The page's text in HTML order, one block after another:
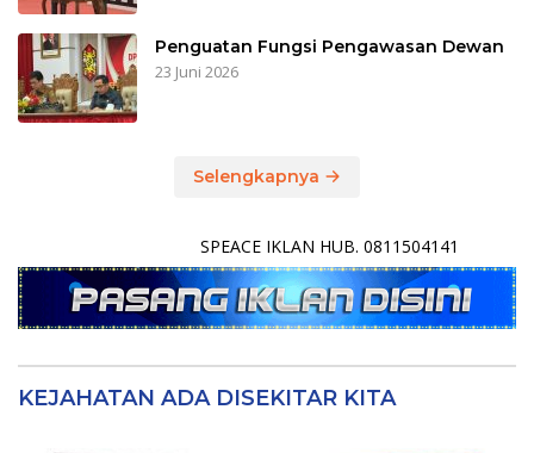
Penguatan Fungsi Pengawasan Dewan
23 Juni 2026
Selengkapnya
SPEACE IKLAN HUB. 0811504141
KEJAHATAN ADA DISEKITAR KITA